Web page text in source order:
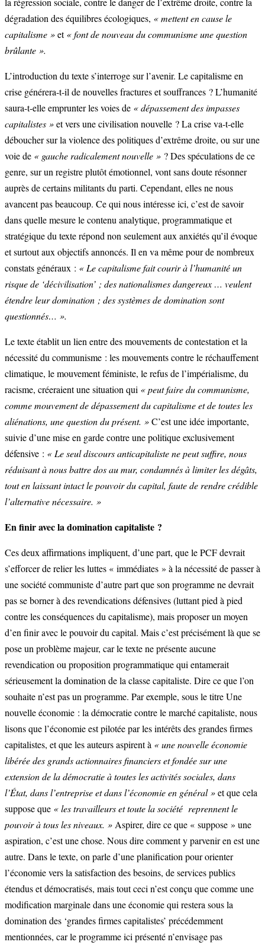
dégradation des équilibres écologiques, « mettent en cause le
capitalisme »et« font de nouveau du communisme une question
brûlante ».
L’introduction du texte s’interroge sur l’avenir. Le capitalisme en
crise générera-t-il de nouvelles fractures et souffrances ? L’humanité
saura-t-elle emprunter les voies de « dépassement des impasses
capitalistes »et vers une civilisation nouvelle ? La crise va-t-elle
déboucher sur la violence des politiques d’extrême droite, ou sur une
voie de « gauche radicalement nouvelle » ? Des spéculations de ce
genre, sur un registre plutôt émotionnel, vont sans doute résonner
auprès de certains militants du parti. Cependant, elles ne nous
avancent pas beaucoup. Ce qui nous intéresse ici, c’est de savoir
dans quelle mesure le contenu analytique, programmatique et
stratégique du texte répond non seulement aux anxiétés qu’il évoque
et surtout aux objectifs annoncés. Il en va même pour de nombreux
constats généraux : « Le capitalisme fait courir à l’humanité un
risque de ‘décivilisation’ ; des nationalismes dangereux … veulent
étendre leur domination ; des systèmes de domination sont
questionnés… ».
Le texte établit un lien entre des mouvements de contestation et la
nécessité du communisme : les mouvements contre le réchauffement
climatique, le mouvement féministe, le refus de l’impérialisme, du
racisme, créeraient une situation qui « peut faire du communisme,
comme mouvement de dépassement du capitalisme et de toutes les
aliénations, une question du présent. »C’est une idée importante,
suivie d’une mise en garde contre une politique exclusivement
défensive : « Le seul discours anticapitaliste ne peut suffire, nous
réduisant à nous battre dos au mur, condamnés à limiter les dégâts,
tout en laissant intact le pouvoir du capital, faute de rendre crédible
l’alternative nécessaire. »
En finir avec la domination capitaliste ?
Ces deux affirmations impliquent, d’une part, que le PCF devrait
s’efforcer de relier les luttes « immédiates » à la nécessité de passer à
une société communiste d’autre part que son programme ne devrait
pas se borner à des revendications défensives (luttant pied à pied
contre les conséquences du capitalisme), mais proposer un moyen
d’en finir avec le pouvoir du capital. Mais c’est précisément là que se
pose un problème majeur, car le texte ne présente aucune
revendication ou proposition programmatique qui entamerait
sérieusement la domination de la classe capitaliste. Dire ce que l’on
souhaite n’est pas un programme. Par exemple, sous le titre Une
nouvelle économie : la démocratie contre le marché capitaliste, nous
lisons que l’économie est pilotée par les intérêts des grandes firmes
capitalistes, et que les auteurs aspirent à « une nouvelle économie
libérée des grands actionnaires financiers et fondée sur une
extension de la démocratie à toutes les activités sociales, dans
l’État, dans l’entreprise et dans l’économie en général »et que cela
suppose que « les travailleurs et toute la société reprennent le
pouvoir à tous les niveaux. » Aspirer, dire ce que « suppose » une
aspiration, c’est une chose. Nous dire comment y parvenir en est une
autre. Dans le texte, on parle d’une planification pour orienter
l’économie vers la satisfaction des besoins, de services publics
étendus et démocratisés, mais tout ceci n’est conçu que comme une
modification marginale dans une économie qui restera sous la
domination des ‘grandes firmes capitalistes’ précédemment
mentionnées, car le programme ici présenté n’envisage pas